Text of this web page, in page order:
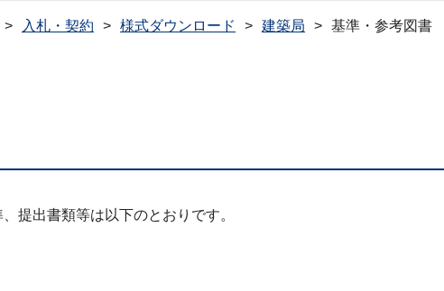
入札・契約 様式ダウンロード 建築局 基準・参考図書
提出書類等は以下のとおりです。